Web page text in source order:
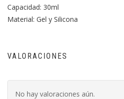
Capacidad: 30ml
Material: Gel y Silicona
VALORACIONES
No hay valoraciones aún.